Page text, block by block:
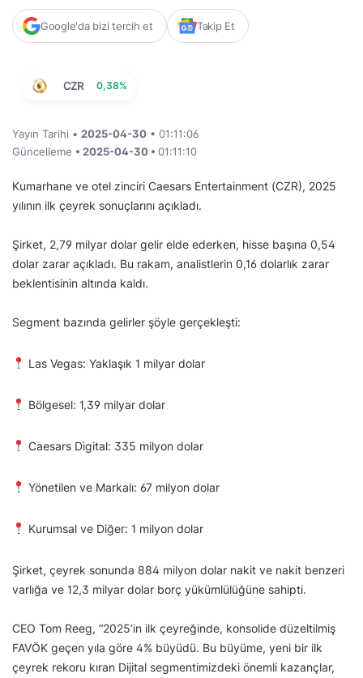
Google'da bizi tercih et Takip Et
CZR 0,38%
Yayın Tarihi • 2025-04-30 • 01:11:06
Güncelleme • 2025-04-30 • 01:11:10
Kumarhane ve otel zinciri Caesars Entertainment (CZR), 2025
yılının ilk çeyrek sonuçlarını açıkladı.
Şirket, 2,79 milyar dolar gelir elde ederken, hisse başına 0,54
dolar zarar açıkladı. Bu rakam, analistlerin 0,16 dolarlık zarar
beklentisinin altında kaldı.
Segment bazında gelirler şöyle gerçekleşti:
Las Vegas: Yaklaşık 1 milyar dolar
Bölgesel: 1,39 milyar dolar
Caesars Digital: 335 milyon dolar
Yönetilen ve Markalı: 67 milyon dolar
Kurumsal ve Diğer: 1 milyon dolar
Şirket, çeyrek sonunda 884 milyon dolar nakit ve nakit benzeri
varlığa ve 12,3 milyar dolar borç yükümlülüğüne sahipti.
CEO Tom Reeg, “2025’in ilk çeyreğinde, konsolide düzeltilmiş
FAVÖK geçen yıla göre 4% büyüdü. Bu büyüme, yeni bir ilk
çeyrek rekoru kıran Dijital segmentimizdeki önemli kazançlar,